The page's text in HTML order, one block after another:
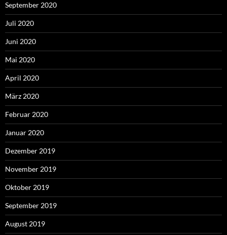
September 2020
Juli 2020
Juni 2020
Mai 2020
April 2020
März 2020
Februar 2020
Januar 2020
Dezember 2019
November 2019
Oktober 2019
September 2019
August 2019